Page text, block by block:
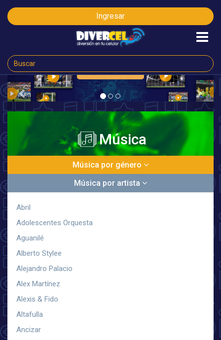
Ingresar
CLICK AQUÍ
Previous
Next
Música
Música por género
Música por artista
Abril
Adolescentes Orquesta
Aguanilé
Alberto Stylee
Alejandro Palacio
Alex Martínez
Alexis & Fido
Altafulla
Ancizar